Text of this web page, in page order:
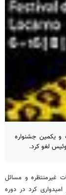
و یکمین جشنواره
لغو کرد.
غیرمنتظره و مسائل
کرد در دوره